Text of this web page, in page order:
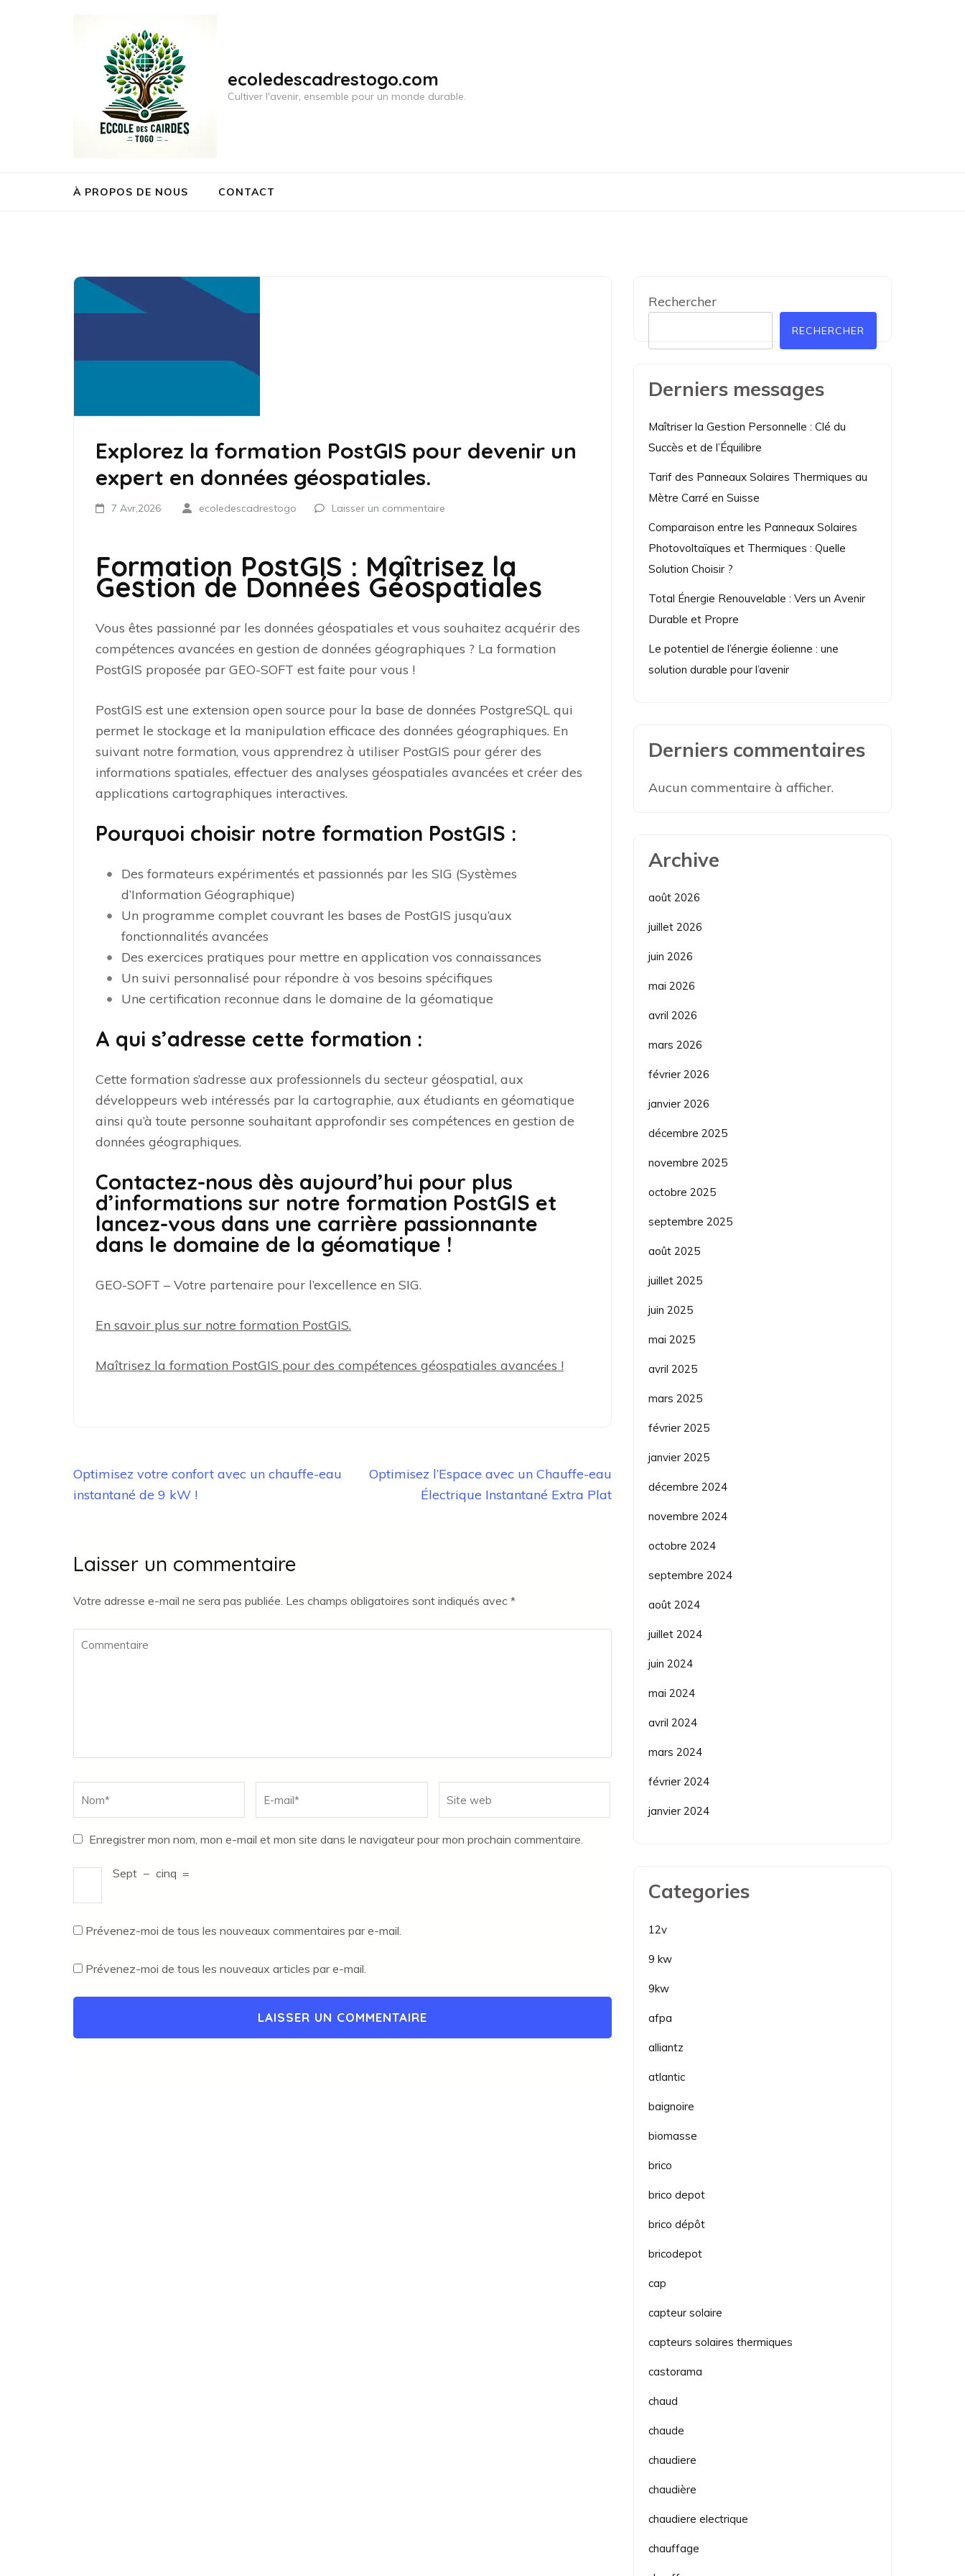
ecoledescadrestogo.com
Cultiver l'avenir, ensemble pour un monde durable.
À PROPOS DE NOUS CONTACT
Explorez la formation PostGIS pour devenir un
expert en données géospatiales.
7 Avr,2026 ecoledescadrestogo Laisser un commentaire
Formation PostGIS : Maîtrisez la
Gestion de Données Géospatiales
Vous êtes passionné par les données géospatiales et vous souhaitez acquérir des
compétences avancées en gestion de données géographiques ? La formation
PostGIS proposée par GEO-SOFT est faite pour vous !
PostGIS est une extension open source pour la base de données PostgreSQL qui
permet le stockage et la manipulation efficace des données géographiques. En
suivant notre formation, vous apprendrez à utiliser PostGIS pour gérer des
informations spatiales, effectuer des analyses géospatiales avancées et créer des
applications cartographiques interactives.
Pourquoi choisir notre formation PostGIS :
Des formateurs expérimentés et passionnés par les SIG (Systèmes
d’Information Géographique)
Un programme complet couvrant les bases de PostGIS jusqu’aux
fonctionnalités avancées
Des exercices pratiques pour mettre en application vos connaissances
Un suivi personnalisé pour répondre à vos besoins spécifiques
Une certification reconnue dans le domaine de la géomatique
A qui s’adresse cette formation :
Cette formation s’adresse aux professionnels du secteur géospatial, aux
développeurs web intéressés par la cartographie, aux étudiants en géomatique
ainsi qu’à toute personne souhaitant approfondir ses compétences en gestion de
données géographiques.
Contactez-nous dès aujourd’hui pour plus
d’informations sur notre formation PostGIS et
lancez-vous dans une carrière passionnante
dans le domaine de la géomatique !
GEO-SOFT – Votre partenaire pour l’excellence en SIG.
En savoir plus sur notre formation PostGIS.
Maîtrisez la formation PostGIS pour des compétences géospatiales avancées !
Navigation
de
Optimisez votre confort avec un chauffe-eau
instantané de 9 kW !
Optimisez l’Espace avec un Chauffe-eau
Électrique Instantané Extra Plat
Laisser un commentaire
Votre adresse e-mail ne sera pas publiée. Les champs obligatoires sont indiqués avec *
Commentaire
Enregistrer mon nom, mon e-mail et mon site dans le navigateur pour mon prochain commentaire.
Sept − cinq =
Prévenez-moi de tous les nouveaux commentaires par e-mail.
Prévenez-moi de tous les nouveaux articles par e-mail.
Rechercher
RECHERCHER
Derniers messages
Maîtriser la Gestion Personnelle : Clé du
Succès et de l’Équilibre
Tarif des Panneaux Solaires Thermiques au
Mètre Carré en Suisse
Comparaison entre les Panneaux Solaires
Photovoltaïques et Thermiques : Quelle
Solution Choisir ?
Total Énergie Renouvelable : Vers un Avenir
Durable et Propre
Le potentiel de l’énergie éolienne : une
solution durable pour l’avenir
Derniers commentaires
Aucun commentaire à afficher.
Archive
août 2026
juillet 2026
juin 2026
mai 2026
avril 2026
mars 2026
février 2026
janvier 2026
décembre 2025
novembre 2025
octobre 2025
septembre 2025
août 2025
juillet 2025
juin 2025
mai 2025
avril 2025
mars 2025
février 2025
janvier 2025
décembre 2024
novembre 2024
octobre 2024
septembre 2024
août 2024
juillet 2024
juin 2024
mai 2024
avril 2024
mars 2024
février 2024
janvier 2024
Categories
12v
9 kw
9kw
afpa
alliantz
atlantic
baignoire
biomasse
brico
brico depot
brico dépôt
bricodepot
cap
capteur solaire
capteurs solaires thermiques
castorama
chaud
chaude
chaudiere
chaudière
chaudiere electrique
chauffage